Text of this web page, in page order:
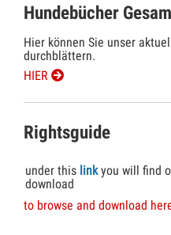
Hundebücher
Hier können Sie unser
durchblättern.
HIER
Rightsguide
under this linkyou will find
download
to browse and download